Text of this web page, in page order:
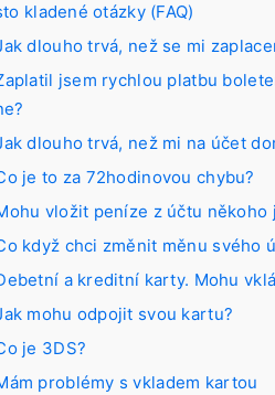
kladené otázky (FAQ)
dlouho trvá, než se mi
jsem rychlou platbu
dlouho trvá, než mi na účet
je to za 72hodinovou chybu?
vložit peníze z účtu někoho
když chci změnit měnu svého
a kreditní karty. Mohu
mohu odpojit svou kartu?
je 3DS?
problémy s vkladem kartou